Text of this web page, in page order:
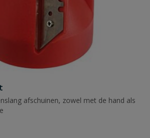
afschuinen, zowel met de hand als